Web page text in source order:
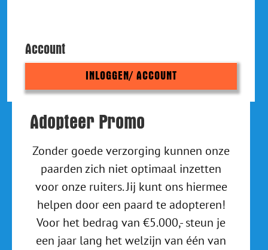
Account
INLOGGEN/ ACCOUNT
Adopteer Promo
Zonder goede verzorging kunnen onze
paarden zich niet optimaal inzetten
voor onze ruiters. Jij kunt ons hiermee
helpen door een paard te adopteren!
Voor het bedrag van €5.000,- steun je
een jaar lang het welzijn van één van